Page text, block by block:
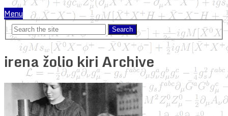
Menu
irena žolio kiri Archive